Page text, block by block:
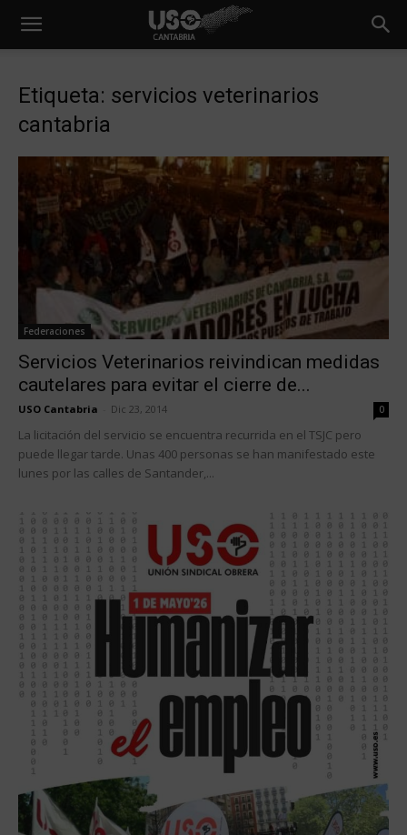
Etiqueta: servicios veterinarios
cantabria
Federaciones
Servicios Veterinarios reivindican medidas
cautelares para evitar el cierre de...
USO Cantabria Dic 23, 2014 0
La licitación del servicio se encuentra recurrida en el TSJC pero
puede llegar tarde. Unas 400 personas se han manifestado este
lunes por las calles de Santander,...